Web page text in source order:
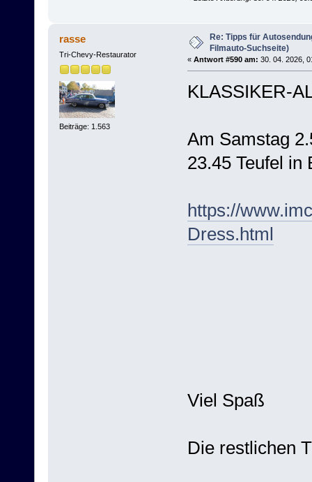
rasse
Tri-Chevy-Restaurator
Beiträge: 1.563
Re: Tipps für
Filmauto-Suchseite)
« Antwort #590 am: 30. 04. 2026,
KLASSIKER-
Am Samstag
23.45 Teufel in
https://
Dress.html
Viel Spaß
Die restlichen